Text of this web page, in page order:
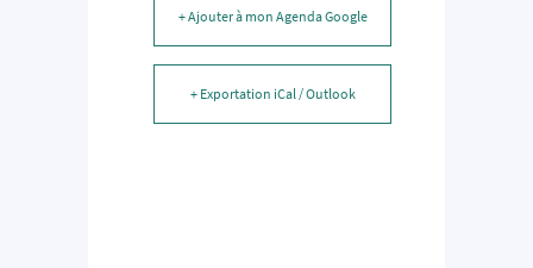
+ Ajouter à mon Agenda Google
+ Exportation iCal / Outlook